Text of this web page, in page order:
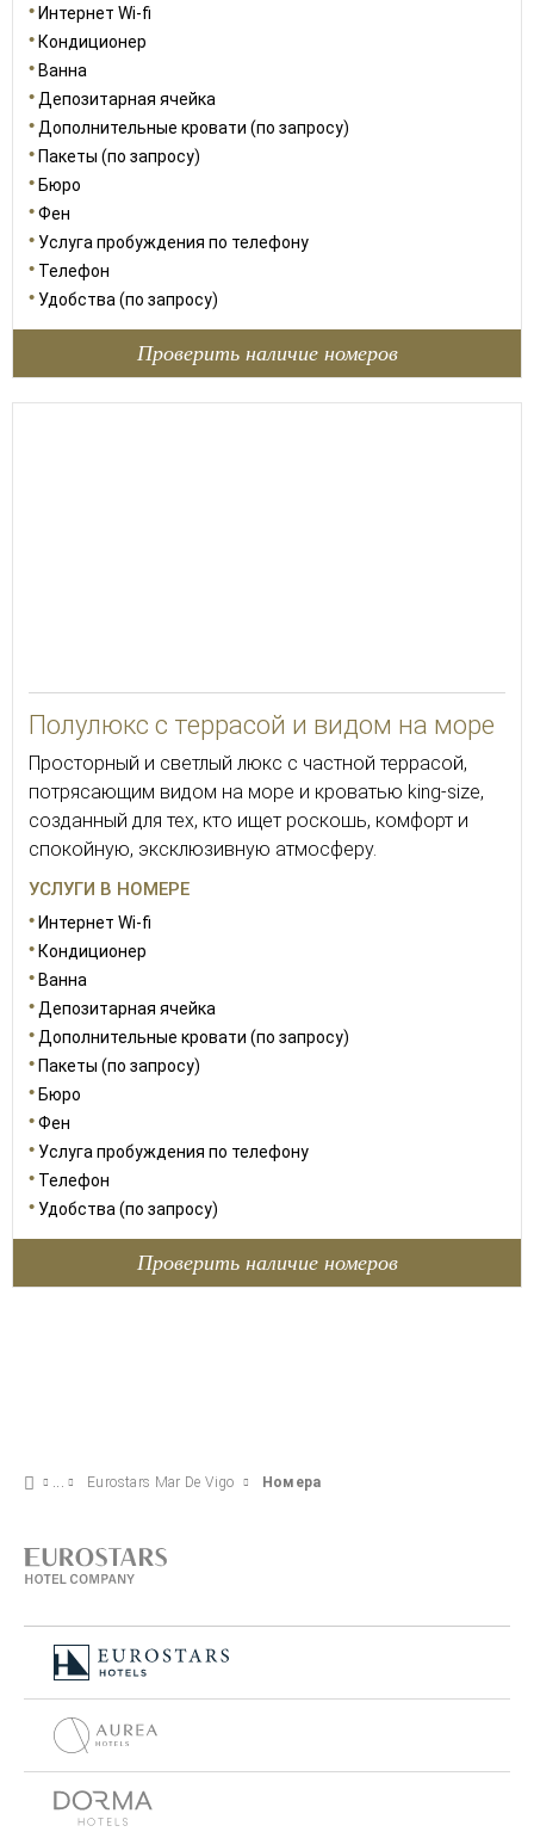
Интернет Wi-fi
Кондиционер
Ванна
Депозитарная ячейка
Дополнительные кровати (по запросу)
Пакеты (по запросу)
Бюро
Фен
Услуга пробуждения по телефону
Телефон
Удобства (по запросу)
Проверить наличие номеров
Полулюкс с террасой и видом на море
Просторный и светлый люкс с частной террасой,
потрясающим видом на море и кроватью king-size,
созданный для тех, кто ищет роскошь, комфорт и
спокойную, эксклюзивную атмосферу.
УСЛУГИ В НОМЕРЕ
Интернет Wi-fi
Кондиционер
Ванна
Депозитарная ячейка
Дополнительные кровати (по запросу)
Пакеты (по запросу)
Бюро
Фен
Услуга пробуждения по телефону
Телефон
Удобства (по запросу)
Проверить наличие номеров
Eurostars Mar De Vigo Номера